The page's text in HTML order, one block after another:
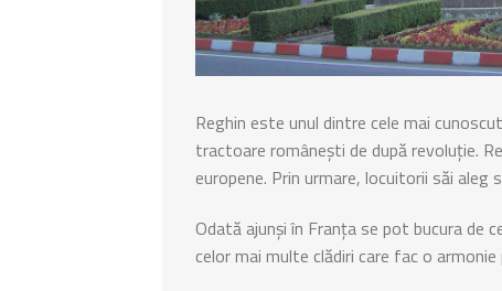
Reghin este unul dintre cele mai
tractoare românești de după revoluție.
europene. Prin urmare, locuitorii săi aleg
Odată ajunși în Franța se pot bucura de
celor mai multe clădiri care fac o